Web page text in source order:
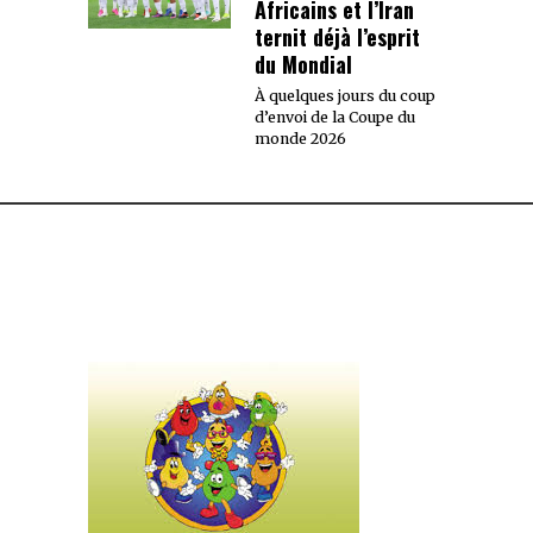
Africains et l’Iran
ternit déjà l’esprit
du Mondial
À quelques jours du coup
d’envoi de la Coupe du
monde 2026